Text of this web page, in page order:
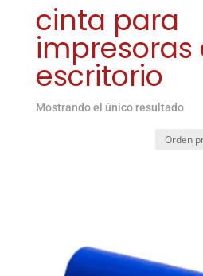
cinta para
impresoras
escritorio
Mostrando el único resultado